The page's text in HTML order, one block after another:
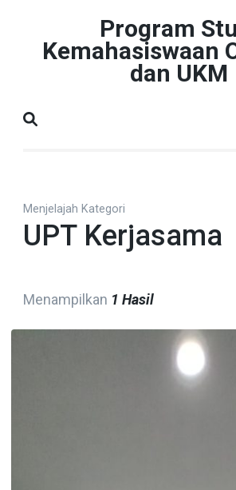
Program
Kemahasiswaan
dan UKM
Menjelajah Kategori
UPT Kerjasama
Menampilkan 1 Hasil